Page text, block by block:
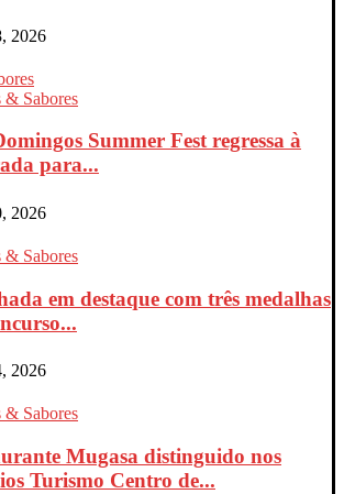
2026
& Sabores
Summer Fest regressa à
para...
2026
& Sabores
em destaque com três medalhas
2026
& Sabores
Mugasa distinguido nos
Turismo Centro de...